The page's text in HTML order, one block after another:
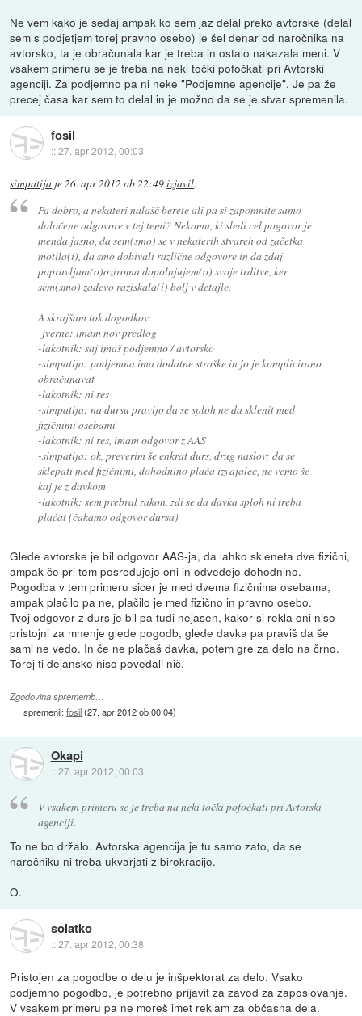
Ne vem kako je sedaj ampak ko sem jaz delal preko avtorske (delal
sem s podjetjem torej pravno osebo) je šel denar od naročnika na
avtorsko, ta je obračunala kar je treba in ostalo nakazala meni. V
vsakem primeru se je treba na neki točki pofočkati pri Avtorski
agenciji. Za podjemno pa ni neke "Podjemne agencije". Je pa že
precej časa kar sem to delal in je možno da se je stvar spremenila.
fosil
::27. apr 2012, 00:03
simpatija je 26. apr 2012 ob 22:49izjavil:
Pa dobro, a nekateri nalašč berete ali pa si zapomnite samo
določene odgovore v tej temi? Nekomu, ki sledi cel pogovor je
menda jasno, da sem(smo) se v nekaterih stvareh od začetka
motila(i), da smo dobivali različne odgovore in da zdaj
popravljam(o)oziroma dopolnjujem(o) svoje trditve, ker
sem(smo) zadevo raziskala(i) bolj v detajle.
A skrajšam tok dogodkov:
-jverne: imam nov predlog
-lakotnik: saj imaš podjemno / avtorsko
-simpatija: podjemna ima dodatne stroške in jo je komplicirano
obračunavat
-lakotnik: ni res
-simpatija: na dursu pravijo da se sploh ne da sklenit med
fizičnimi osebami
-lakotnik: ni res, imam odgovor z AAS
-simpatija: ok, preverim še enkrat durs, drug naslov; da se
sklepati med fizičnimi, dohodnino plača izvajalec, ne vemo še
kaj je z davkom
-lakotnik: sem prebral zakon, zdi se da davka sploh ni treba
plačat (čakamo odgovor dursa)
Glede avtorske je bil odgovor AAS-ja, da lahko skleneta dve fizični,
ampak če pri tem posredujejo oni in odvedejo dohodnino.
Pogodba v tem primeru sicer je med dvema fizičnima osebama,
ampak plačilo pa ne, plačilo je med fizično in pravno osebo.
Tvoj odgovor z durs je bil pa tudi nejasen, kakor si rekla oni niso
pristojni za mnenje glede pogodb, glede davka pa praviš da še
sami ne vedo. In če ne plačaš davka, potem gre za delo na črno.
Torej ti dejansko niso povedali nič.
Zgodovina sprememb…
spremenil:fosil(27. apr 2012 ob 00:04)
Okapi
::27. apr 2012, 00:03
V vsakem primeru se je treba na neki točki pofočkati pri Avtorski
agenciji.
To ne bo držalo. Avtorska agencija je tu samo zato, da se
naročniku ni treba ukvarjati z birokracijo.
O.
solatko
::27. apr 2012, 00:38
Pristojen za pogodbe o delu je inšpektorat za delo. Vsako
podjemno pogodbo, je potrebno prijavit za zavod za zaposlovanje.
V vsakem primeru pa ne moreš imet reklam za občasna dela.